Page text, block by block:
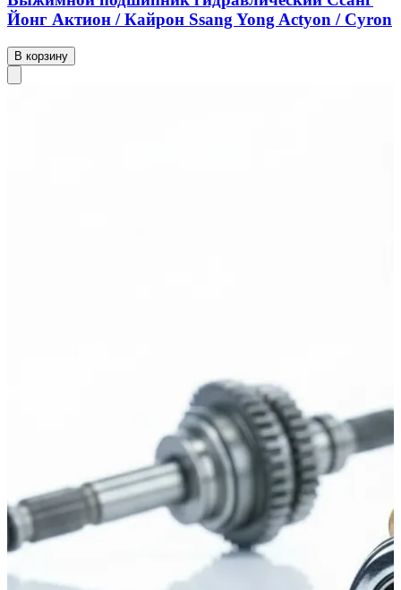
Йонг Актион / Кайрон Ssang Yong Actyon / Cyron
В корзину